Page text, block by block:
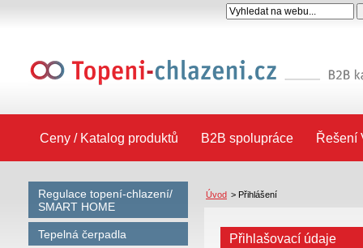
Ceny / Katalog produktů B2B spolupráce Řešení
Regulace topení-chlazení/
SMART HOME
Tepelná čerpadla
Úvod > Přihlášení
Přihlašovací údaje